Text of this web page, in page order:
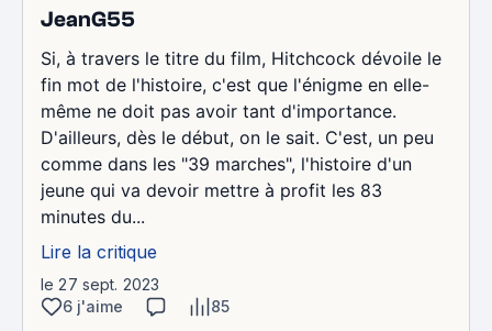
JeanG55
Si, à travers le titre du film, Hitchcock dévoile le
fin mot de l'histoire, c'est que l'énigme en elle-
même ne doit pas avoir tant d'importance.
D'ailleurs, dès le début, on le sait. C'est, un peu
comme dans les "39 marches", l'histoire d'un
jeune qui va devoir mettre à profit les 83
minutes du...
Lire la critique
le 27 sept. 2023
6 j'aime
85